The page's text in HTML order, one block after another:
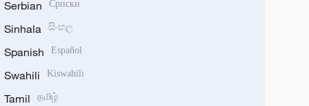
Serbian Српски
Sinhala සිංහල
Spanish Español
Swahili Kiswahili
Tamil தமிழ்